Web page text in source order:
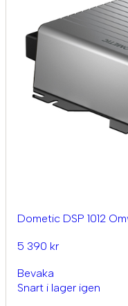
Dometic DSP 1012
5 390 kr
Bevaka
Snart i lager igen